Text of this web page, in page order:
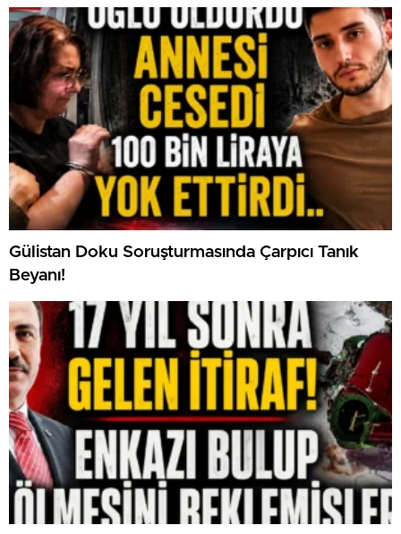
Gülistan Doku Soruşturmasında Çarpıcı Tanık
Beyanı!